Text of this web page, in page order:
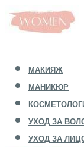
МАКИЯЖ
МАНИКЮР
УХОД ЗА
УХОД ЗА